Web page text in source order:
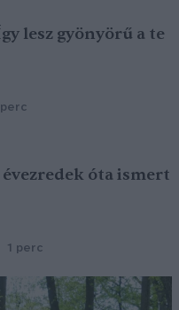
lesz gyönyörű a te
óta ismert
1 perc